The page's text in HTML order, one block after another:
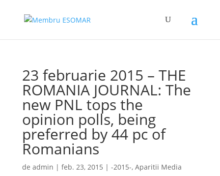
23 februarie 2015 – THE
ROMANIA JOURNAL: The
new PNL tops the
opinion polls, being
preferred by 44 pc of
Romanians
de admin | feb. 23, 2015 | -2015-, Aparitii Media